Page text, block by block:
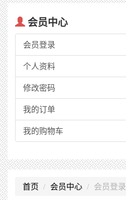
会员中心
会员登录
个人资料
修改密码
我的订单
我的购物车
首页 会员中心 会员登录